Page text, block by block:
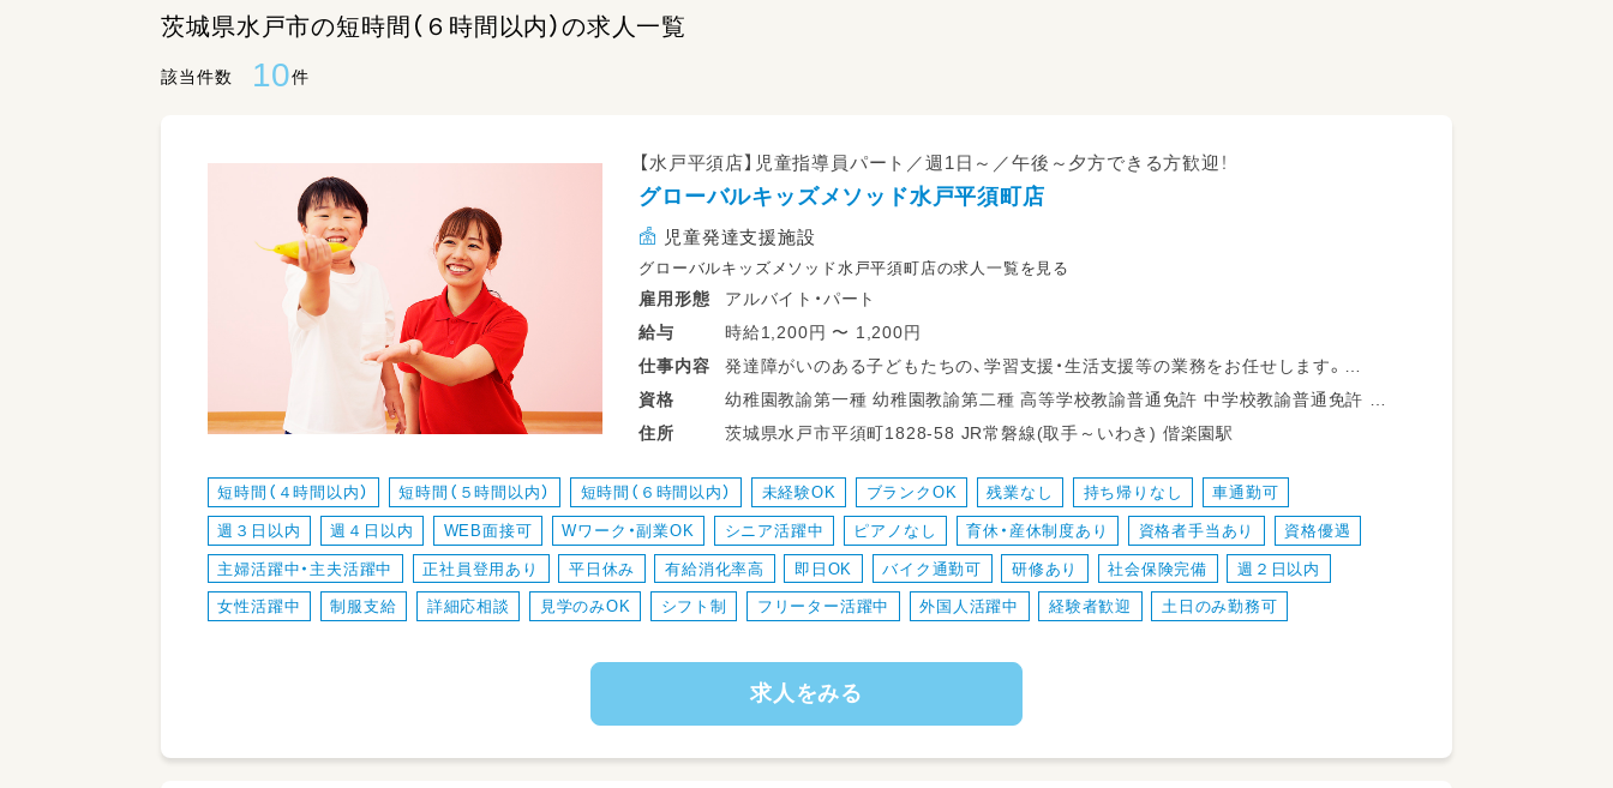
茨城県水戸市の短時間（６時間以内）の求人一覧
該当件数 10件
【水戸平須店】児童指導員パート／週1日～／午後～夕方できる方歓迎！
グローバルキッズメソッド水戸平須町店
児童発達支援施設
グローバルキッズメソッド水戸平須町店の求人一覧を見る
雇用形態
アルバイト・パート
給与
時給1,200円 〜 1,200円
仕事内容
発達障がいのある子どもたちの、学習支援・生活支援等の業務をお任せします。
・少人数保育で１名につき２～３名対応
・持ち帰り仕事、残業ナシ！子育て中のママも多数活躍中！
・児童のみならずご家族へのケアもサービスの一環として取り組みをしています。
・ワークバランスを重視した運営をしています。
資格
幼稚園教諭第一種 幼稚園教諭第二種 高等学校教諭普通免許 中学校教諭普通免許 小
学校教諭普通免許 社会福祉士 精神保健福祉士 普通自動車運転免許
住所 茨城県水戸市平須町1828-58 JR常磐線(取手～いわき) 偕楽園駅
短時間（４時間以内） 短時間（５時間以内） 短時間（６時間以内） 未経験OK ブランクOK 残業なし 持ち帰りなし 車通勤可
週３日以内 週４日以内 WEB面接可 Wワーク・副業OK シニア活躍中 ピアノなし 育休・産休制度あり 資格者手当あり 資格優遇
主婦活躍中・主夫活躍中 正社員登用あり 平日休み 有給消化率高 即日OK バイク通勤可 研修あり 社会保険完備 週２日以内
女性活躍中 制服支給 詳細応相談 見学のみOK シフト制 フリーター活躍中 外国人活躍中 経験者歓迎 土日のみ勤務可
求人をみる